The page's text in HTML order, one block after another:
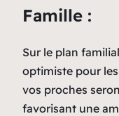
Famille :
Sur le plan
optimiste pour
vos proches
favorisant une